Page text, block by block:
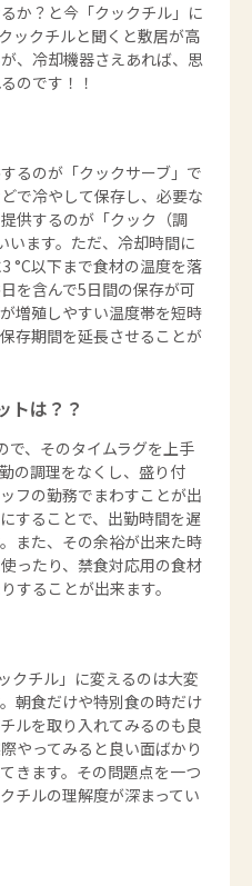
か？と今「クックチル」に
ックチルと聞くと敷居が高
、冷却機器さえあれば、思
のです！！
るのが「クックサーブ」で
で冷やして保存し、必要な
供するのが「クック（調
います。ただ、冷却時間に
°C以下まで食材の温度を落
を含んで5日間の保存が可
増殖しやすい温度帯を短時
存期間を延長させることが
トは？？
で、そのタイムラグを上手
の調理をなくし、盛り付
フの勤務でまわすことが出
することで、出勤時間を遅
また、その余裕が出来た時
ったり、禁食対応用の食材
することが出来ます。
クチル」に変えるのは大変
朝食だけや特別食の時だけ
ルを取り入れてみるのも良
やってみると良い面ばかり
きます。その問題点を一つ
チルの理解度が深まってい